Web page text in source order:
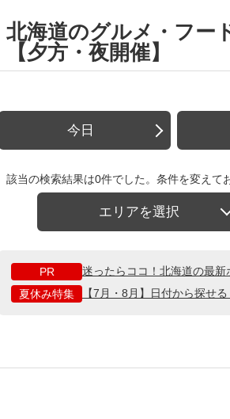
北海道のグルメ・フー
【夕方・夜開催】
今日
該当の検索結果は0件でした。条件を変えて
エリアを選択
PR
迷ったらココ！北海道の最
夏休み特集
【7月・8月】日付から探せ